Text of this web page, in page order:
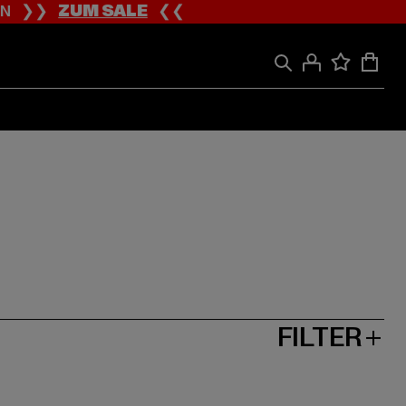
❯❯ZUM SALE❮❮
FILTER